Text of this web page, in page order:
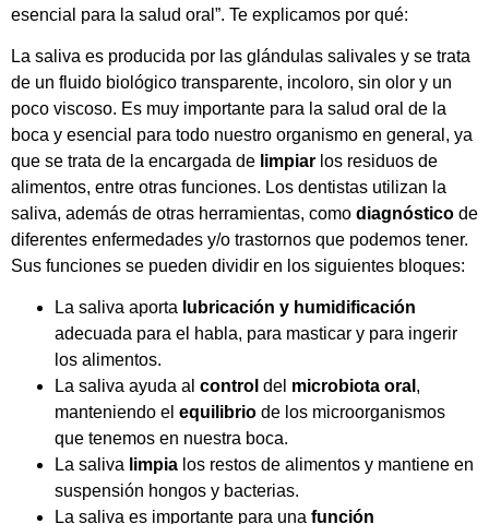
esencial para la salud oral”. Te explicamos por qué:
La saliva es producida por las glándulas salivales y se trata
de un fluido biológico transparente, incoloro, sin olor y un
poco viscoso. Es muy importante para la salud oral de la
boca y esencial para todo nuestro organismo en general, ya
que se trata de la encargada de limpiar los residuos de
alimentos, entre otras funciones. Los dentistas utilizan la
saliva, además de otras herramientas, como diagnóstico de
diferentes enfermedades y/o trastornos que podemos tener.
Sus funciones se pueden dividir en los siguientes bloques:
La saliva aporta lubricación y humidificación
adecuada para el habla, para masticar y para ingerir
los alimentos.
La saliva ayuda al control del microbiota oral ,
manteniendo el equilibrio de los microorganismos
que tenemos en nuestra boca.
La saliva limpia los restos de alimentos y mantiene en
suspensión hongos y bacterias.
La saliva es importante para una función